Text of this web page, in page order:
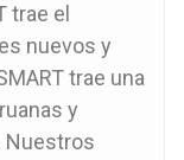
trae el
nuevos y
trae una
y
Nuestros